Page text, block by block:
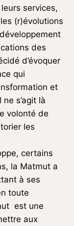
services,
(r)évolutions
des
d’évoquer
qui
et
s’agit là
volonté de
les
certains
la Matmut a
à ses
toute
est une
aux